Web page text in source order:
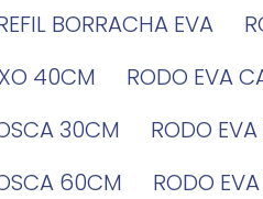
REFIL BORRACHA EVA
40CM
RODO EVA
30CM
RODO
60CM
RODO